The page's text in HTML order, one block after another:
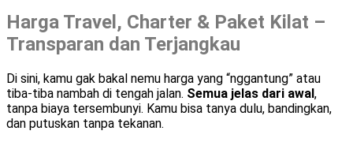
Harga Travel, Charter & Paket Kilat –
Transparan dan Terjangkau
Di sini, kamu gak bakal nemu harga yang “nggantung” atau
tiba-tiba nambah di tengah jalan. Semua jelas dari awal,
tanpa biaya tersembunyi. Kamu bisa tanya dulu, bandingkan,
dan putuskan tanpa tekanan.